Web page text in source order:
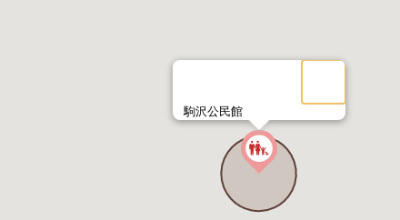
駒沢公民館